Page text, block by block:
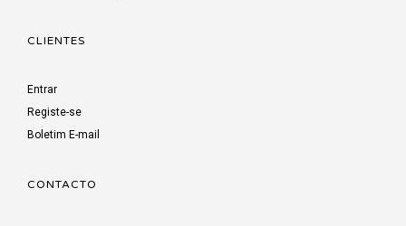
CLIENTES
Entrar
Registe-se
Boletim E-mail
CONTACTO